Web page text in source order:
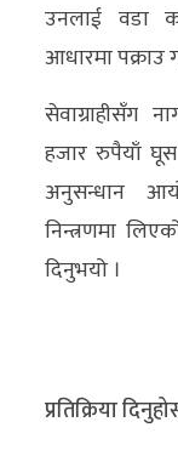
विचार/
ब्लग
खेलकुद
रोचक
अन्य
उनलाई वडा
आधारमा
सेवाग्राहीसँग
हजार रुपैयाँ
अनुसन्धान
निन्त्रणमा
दिनुभयो ।
प्रतिक्रिया